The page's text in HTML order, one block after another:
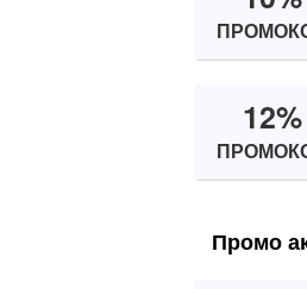
12%
Промо